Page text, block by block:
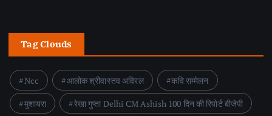
Tag Clouds
Ncc आलोक श्रीवास्तव अविरल
कवि सम्मेलन
मुशायरा
रेखा गुप्ता Delhi CM Ashish 100 दिन की रिपोर्ट बीजेपी